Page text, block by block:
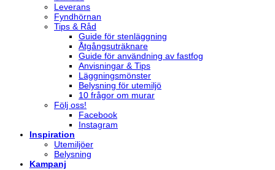
Leverans
Fyndhörnan
Tips & Råd
Guide för stenläggning
Åtgångsuträknare
Guide för användning av fastfog
Anvisningar & Tips
Läggningsmönster
Belysning för utemiljö
10 frågor om murar
Följ oss!
Facebook
Instagram
Inspiration
Utemiljöer
Belysning
Kampanj